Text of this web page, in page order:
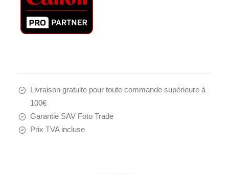
6,3
STM
Livraison gratuite pour toute commande supérieure à
100€
Garantie SAV Foto Trade
Prix TVA incluse